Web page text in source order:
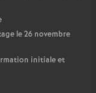
le 26 novembre
initiale et